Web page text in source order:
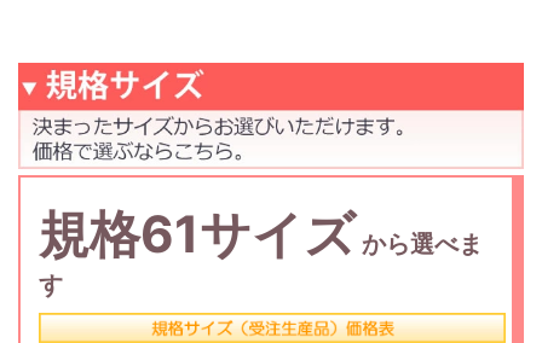
規格61サイズ から選べま
す